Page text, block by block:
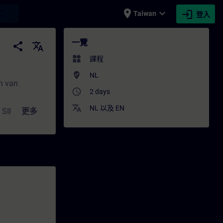
place Taiwan expand_more login 登入
| SITRAIN
share
translate
van
zodat de
更多
一覽
widgets 課程
where_to_vote NL
access_time 2 days
translate NL 以及 EN